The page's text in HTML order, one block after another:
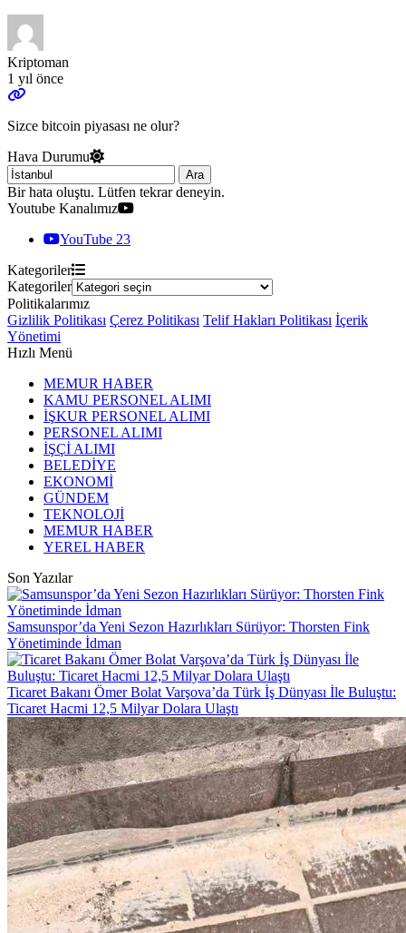
Kriptoman
1 yıl önce
Sizce bitcoin piyasası ne olur?
Hava Durumu
Ara
Bir hata oluştu. Lütfen tekrar deneyin.
Youtube Kanalımız
YouTube 23
Kategoriler
Kategoriler
Politikalarımız
Gizlilik Politikası Çerez Politikası Telif Hakları Politikası İçerik
Yönetimi
Hızlı Menü
MEMUR HABER
KAMU PERSONEL ALIMI
İŞKUR PERSONEL ALIMI
PERSONEL ALIMI
İŞÇİ ALIMI
BELEDİYE
EKONOMİ
GÜNDEM
TEKNOLOJİ
MEMUR HABER
YEREL HABER
Son Yazılar
Samsunspor’da Yeni Sezon Hazırlıkları Sürüyor: Thorsten Fink
Yönetiminde İdman
Ticaret Bakanı Ömer Bolat Varşova’da Türk İş Dünyası İle Buluştu:
Ticaret Hacmi 12,5 Milyar Dolara Ulaştı